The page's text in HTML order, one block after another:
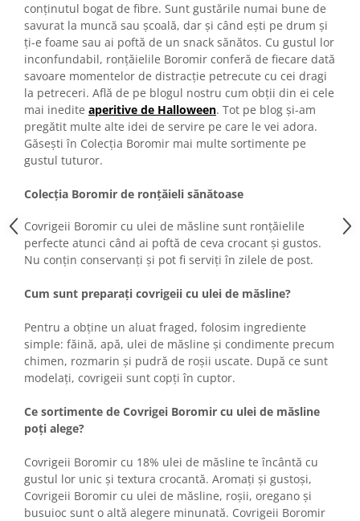
Croissant Duofino
Croissant cu maia
Cornulete
Boromele
Cornulete fragede
Pasca
Pasca Fresh
Cereale
Paine
Paine ambalata
Chifle
Colaci festivi
Covrigi cu ulei de masline
Covrigi de Buzau
Grisine
Crochete
Produse de gătit
Faina
Arpacas si pesmet
Malai
Produse congelate
Panificatie congelata
conținutul bogat de fibre. Sunt gustările numai bune de
savurat la muncă sau școală, dar și când ești pe drum și
ți-e foame sau ai poftă de un snack sănătos. Cu gustul lor
inconfundabil, ronțăielile Boromir conferă de fiecare dată
savoare momentelor de distracție petrecute cu cei dragi
la petreceri. Află de pe blogul nostru cum obții din ei cele
mai inedite aperitive de Halloween. Tot pe blog și-am
pregătit multe alte idei de servire pe care le vei adora.
Găsești în Colecția Boromir mai multe sortimente pe
gustul tuturor.
Colecția Boromir de ronțăieli sănătoase
Covrigeii Boromir cu ulei de măsline sunt ronțăielile
perfecte atunci când ai poftă de ceva crocant și gustos.
Nu conțin conservanți și pot fi serviți în zilele de post.
Cum sunt preparați covrigeii cu ulei de măsline?
Pentru a obține un aluat fraged, folosim ingrediente
simple: făină, apă, ulei de măsline și condimente precum
chimen, rozmarin și pudră de roșii uscate. După ce sunt
modelați, covrigeii sunt copți în cuptor.
Ce sortimente de Covrigei Boromir cu ulei de măsline
poți alege?
Covrigeii Boromir cu 18% ulei de măsline te încântă cu
gustul lor unic și textura crocantă. Aromați și gustoși,
Covrigeii Boromir cu ulei de măsline, roșii, oregano și
busuioc sunt o altă alegere minunată. Covrigeii Boromir